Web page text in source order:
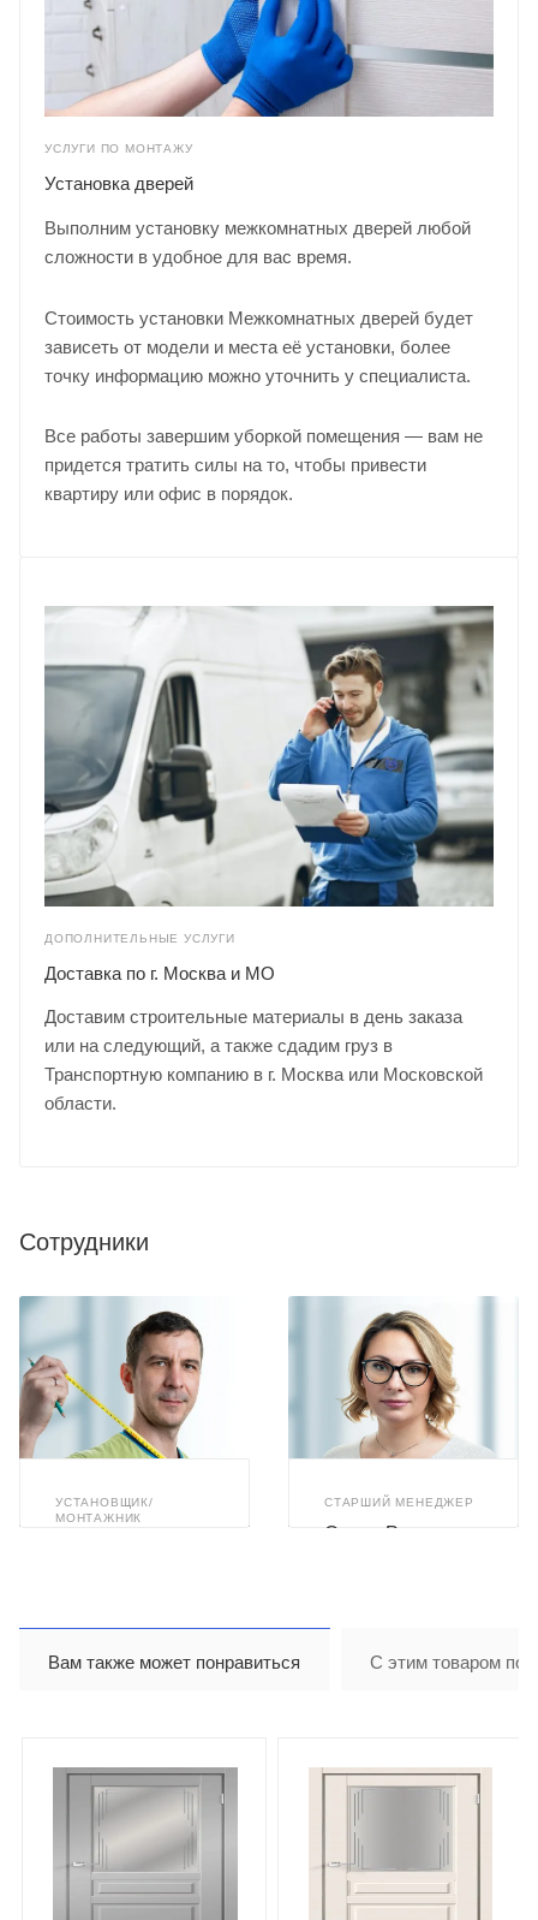
УСЛУГИ ПО МОНТАЖУ
Установка дверей
Выполним установку межкомнатных дверей любой
сложности в удобное для вас время.
Стоимость установки Межкомнатных дверей будет
зависеть от модели и места её установки, более
точку информацию можно уточнить у специалиста.
Все работы завершим уборкой помещения — вам не
придется тратить силы на то, чтобы привести
квартиру или офис в порядок.
ДОПОЛНИТЕЛЬНЫЕ УСЛУГИ
Доставка по г. Москва и МО
Доставим строительные материалы в день заказа
или на следующий, а также сдадим груз в
Транспортную компанию в г. Москва или Московской
области.
Сотрудники
УСТАНОВЩИК/
МОНТАЖНИК
СТАРШИЙ МЕНЕДЖЕР
Олеся Романюк
Вам также может понравиться С этим товаром